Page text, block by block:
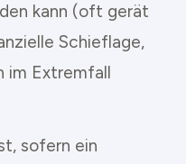
kann (oft gerät
Schieflage,
im Extremfall
sofern ein